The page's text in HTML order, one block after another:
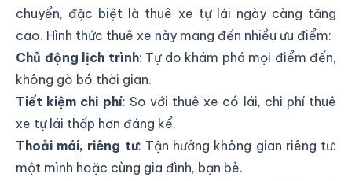
chuyển, đặc biệt là thuê xe tự lái ngày càng tăng
cao. Hình thức thuê xe này mang đến nhiều ưu điểm:
Chủ động lịch trình: Tự do khám phá mọi điểm đến,
không gò bó thời gian.
Tiết kiệm chi phí: So với thuê xe có lái, chi phí thuê
xe tự lái thấp hơn đáng kể.
Thoải mái, riêng tư: Tận hưởng không gian riêng tư:
một mình hoặc cùng gia đình, bạn bè.